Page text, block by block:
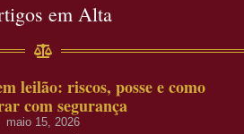
em Alta
leilão: riscos, posse e como
com segurança
maio 15, 2026